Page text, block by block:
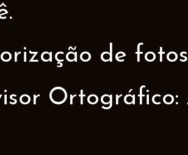
de
Ortográfico: